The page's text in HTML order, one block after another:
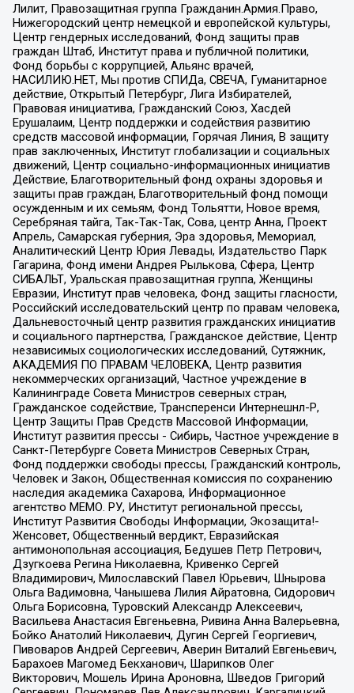
Лилит, Правозащитная группа Гражданин.Армия.Право,
Нижегородский центр немецкой и европейской культуры,
Центр гендерных исследований, Фонд защиты прав
граждан Штаб, Институт права и публичной политики,
Фонд борьбы с коррупцией, Альянс врачей,
НАСИЛИЮ.НЕТ, Мы против СПИДа, СВЕЧА, Гуманитарное
действие, Открытый Петербург, Лига Избирателей,
Правовая инициатива, Гражданский Союз, Хасдей
Ерушалаим, Центр поддержки и содействия развитию
средств массовой информации, Горячая Линия, В защиту
прав заключенных, Институт глобализации и социальных
движений, Центр социально-информационных инициатив
Действие, Благотворительный фонд охраны здоровья и
защиты прав граждан, Благотворительный фонд помощи
осужденным и их семьям, Фонд Тольятти, Новое время,
Серебряная тайга, Так-Так-Так, Сова, центр Анна, Проект
Апрель, Самарская губерния, Эра здоровья, Мемориал,
Аналитический Центр Юрия Левады, Издательство Парк
Гагарина, Фонд имени Андрея Рылькова, Сфера, Центр
СИБАЛЬТ, Уральская правозащитная группа, Женщины
Евразии, Институт прав человека, Фонд защиты гласности,
Российский исследовательский центр по правам человека,
Дальневосточный центр развития гражданских инициатив
и социального партнерства, Гражданское действие, Центр
независимых социологических исследований, Сутяжник,
АКАДЕМИЯ ПО ПРАВАМ ЧЕЛОВЕКА, Центр развития
некоммерческих организаций, Частное учреждение в
Калининграде Совета Министров северных стран,
Гражданское содействие, Трансперенси Интернешнл-Р,
Центр Защиты Прав Средств Массовой Информации,
Институт развития прессы - Сибирь, Частное учреждение в
Санкт-Петербурге Совета Министров Северных Стран,
Фонд поддержки свободы прессы, Гражданский контроль,
Человек и Закон, Общественная комиссия по сохранению
наследия академика Сахарова, Информационное
агентство МЕМО. РУ, Институт региональной прессы,
Институт Развития Свободы Информации, Экозащита!-
Женсовет, Общественный вердикт, Евразийская
антимонопольная ассоциация, Бедушев Петр Петрович,
Дзугкоева Регина Николаевна, Кривенко Сергей
Владимирович, Милославский Павел Юрьевич, Шнырова
Ольга Вадимовна, Чанышева Лилия Айратовна, Сидорович
Ольга Борисовна, Туровский Александр Алексеевич,
Васильева Анастасия Евгеньевна, Ривина Анна Валерьевна,
Бойко Анатолий Николаевич, Дугин Сергей Георгиевич,
Пивоваров Андрей Сергеевич, Аверин Виталий Евгеньевич,
Барахоев Магомед Бекханович, Шарипков Олег
Викторович, Мошель Ирина Ароновна, Шведов Григорий